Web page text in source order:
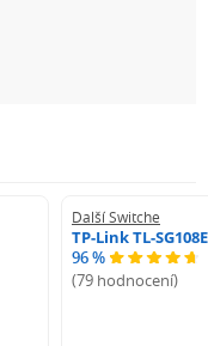
Další Switche
TP-Link TL-SG108E
96 %
(79 hodnocení)